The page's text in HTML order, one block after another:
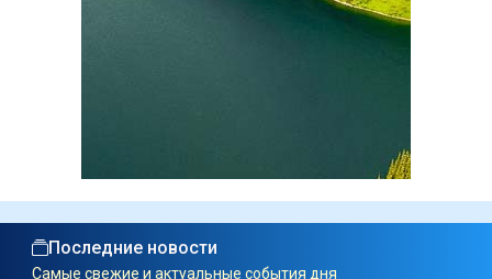
Последние новости
Самые свежие и актуальные события дня